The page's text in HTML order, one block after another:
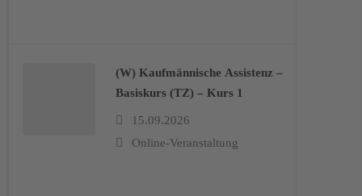
(W) Kaufmännische Assistenz –
Basiskurs (TZ) – Kurs 1
15.09.2026
Online-Veranstaltung